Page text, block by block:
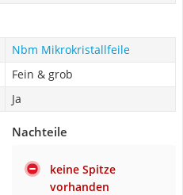
Nbm Mikrokristallfeile
Fein & grob
Ja
Nachteile
keine Spitze
vorhanden